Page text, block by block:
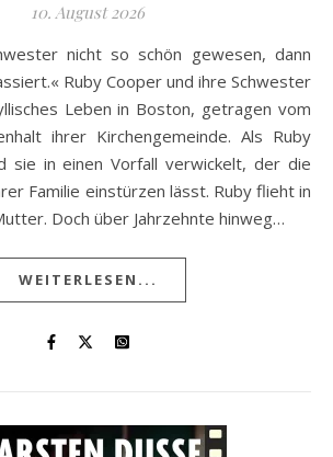
10. August 2026
Ruby Cooper und ihre Schwester
Leben in Boston, getragen vom
ihrer Kirchengemeinde. Als Ruby
sie in einen Vorfall verwickelt, der die
Familie einstürzen lässt. Ruby flieht in
Doch über Jahrzehnte hinweg…
WEITERLESEN...